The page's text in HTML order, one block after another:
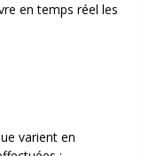
en temps réel les
varient en